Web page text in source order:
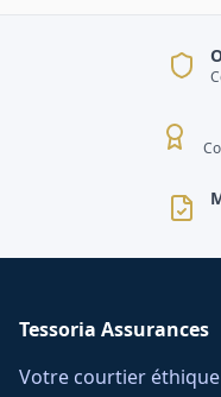
Tessoria Assurances
Votre courtier